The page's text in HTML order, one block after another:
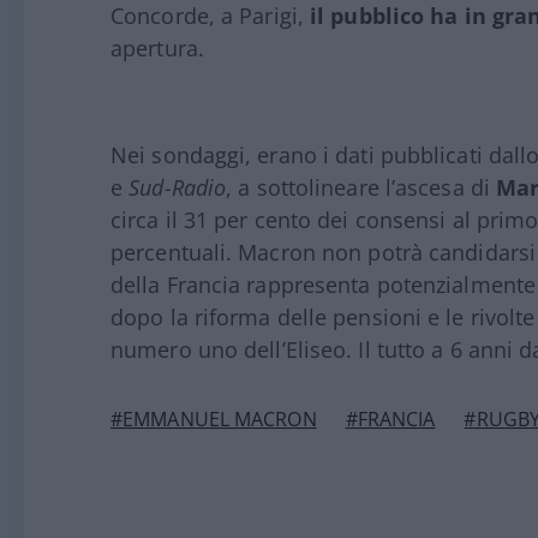
Concorde, a Parigi, il pubblico ha in
apertura.
Nei sondaggi, erano i dati pubblicati
eSud-Radio, a sottolineare l’ascesa di
circa il 31 per cento dei consensi al
percentuali. Macron non potrà
della Francia rappresenta
dopo la riforma delle pensioni e le
numero uno dell’Eliseo. Il tutto a 6 anni
#EMMANUEL MACRON #FRANCIA